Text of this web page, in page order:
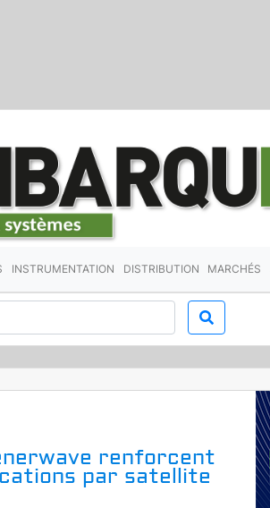
INSTRUMENTATION DISTRIBUTION MARCHÉS
renforcent
par satellite